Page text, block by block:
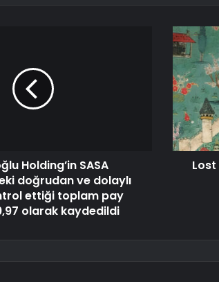
Holding’in SASA
doğrudan ve dolaylı
ettiği toplam pay
olarak kaydedildi
Lost